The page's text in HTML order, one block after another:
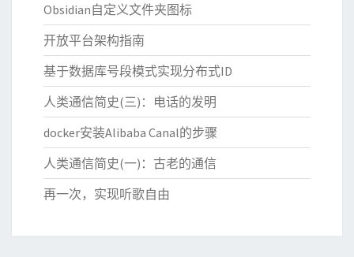
Obsidian自定义文件夹图标
开放平台架构指南
基于数据库号段模式实现分布式ID
人类通信简史(三)：电话的发明
docker安装Alibaba Canal的步骤
人类通信简史(一)：古老的通信
再一次，实现听歌自由